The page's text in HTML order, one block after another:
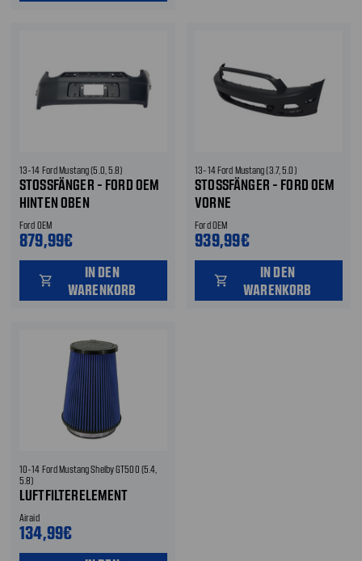
13-14 Ford Mustang (5.0, 5.8)
STOSSFÄNGER - FORD OEM H
INTEN OBEN
Ford OEM
879,99€
shopping_cart
IN DEN
WARENKORB
13-14 Ford Mustang (3.7, 5.0)
STOSSFÄNGER - FORD OEM V
ORNE
Ford OEM
939,99€
shopping_cart
IN DEN
WARENKORB
10-14 Ford Mustang Shelby GT500 (5.4,
5.8)
LUFTFILTERELEMENT
Airaid
134,99€